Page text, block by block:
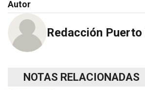
Autor
Redacción
NOTAS RELACIONADAS